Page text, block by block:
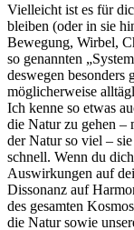
Vielleicht ist es für
bleiben (oder in sie
Bewegung, Wirbel,
so genannten
deswegen
möglicherweise
Ich kenne so etwas
die Natur zu gehen –
der Natur so viel –
schnell. Wenn du
Auswirkungen auf
Dissonanz auf
des gesamten
die Natur sowie